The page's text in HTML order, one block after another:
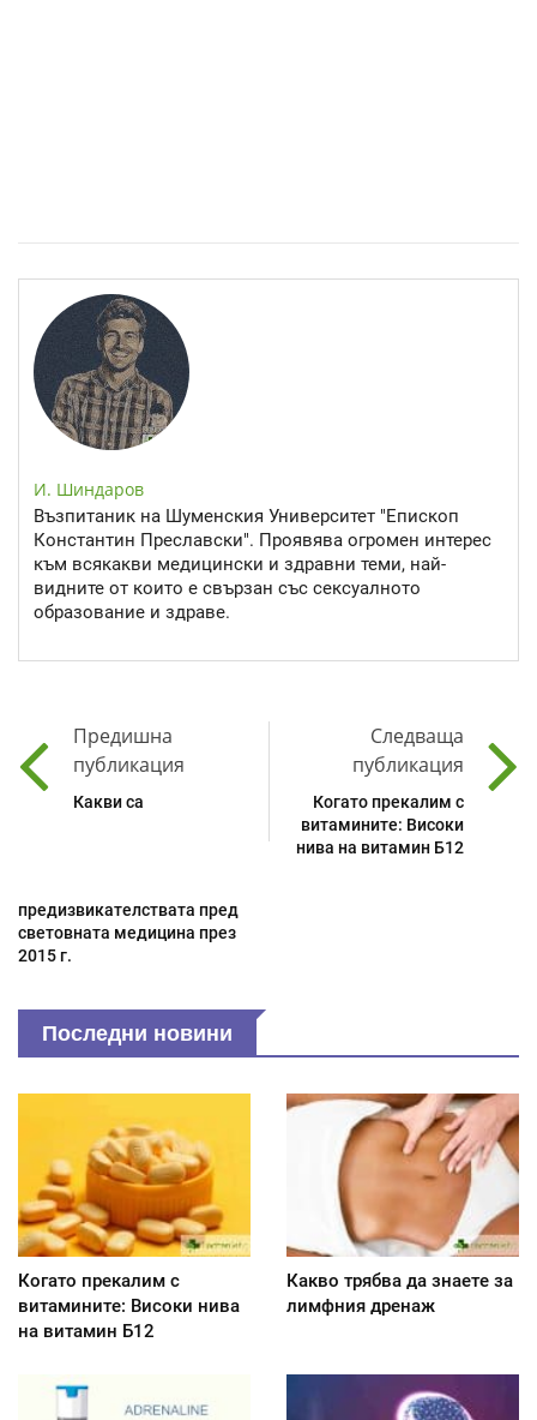
И. Шиндаров
Възпитаник на Шуменския Университет "Епископ
Константин Преславски". Проявява огромен интерес
към всякакви медицински и здравни теми, най-
видните от които е свързан със сексуалното
образование и здраве.
Предишна
публикация
Какви са
предизвикателствата пред
световната медицина през
2015 г.
Следваща
публикация
Когато прекалим с
витамините: Високи
нива на витамин Б12
Последни новини
Когато прекалим с
витамините: Високи нива
на витамин Б12
Какво трябва да знаете за
лимфния дренаж